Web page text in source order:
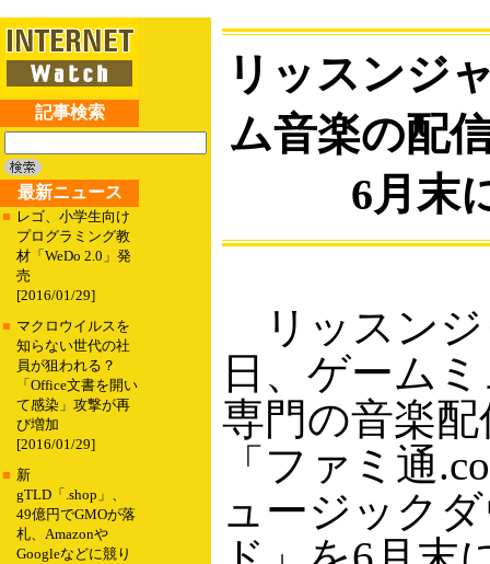
記事検索
最新ニュース
■ レゴ、小学生向け
プログラミング教
材「WeDo 2.0」発
売
[2016/01/29]
■ マクロウイルスを
知らない世代の社
員が狙われる？
「Office文書を開い
て感染」攻撃が再
び増加
[2016/01/29]
■ 新
gTLD「.shop」、
49億円でGMOが落
札、Amazonや
Googleなどに競り
リッスンジ
ム音楽の配
6月末
リッスンジ
日、ゲーム
専門の音楽
「ファミ通
ュージック